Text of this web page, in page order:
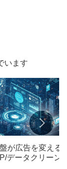
います
が広告を変える
データクリーン